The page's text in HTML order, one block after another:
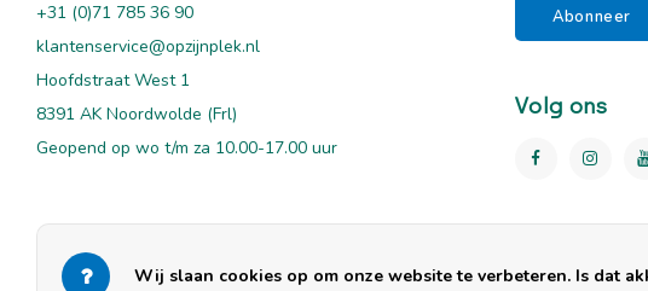
+31 (0)71 785 36 90
klantenservice@opzijnplek.nl
Hoofdstraat West 1
8391 AK Noordwolde (Frl)
Geopend op wo t/m za 10.00-17.00 uur
Abonneer
Volg ons
Wij slaan cookies op om onze website te verbeteren. Is dat